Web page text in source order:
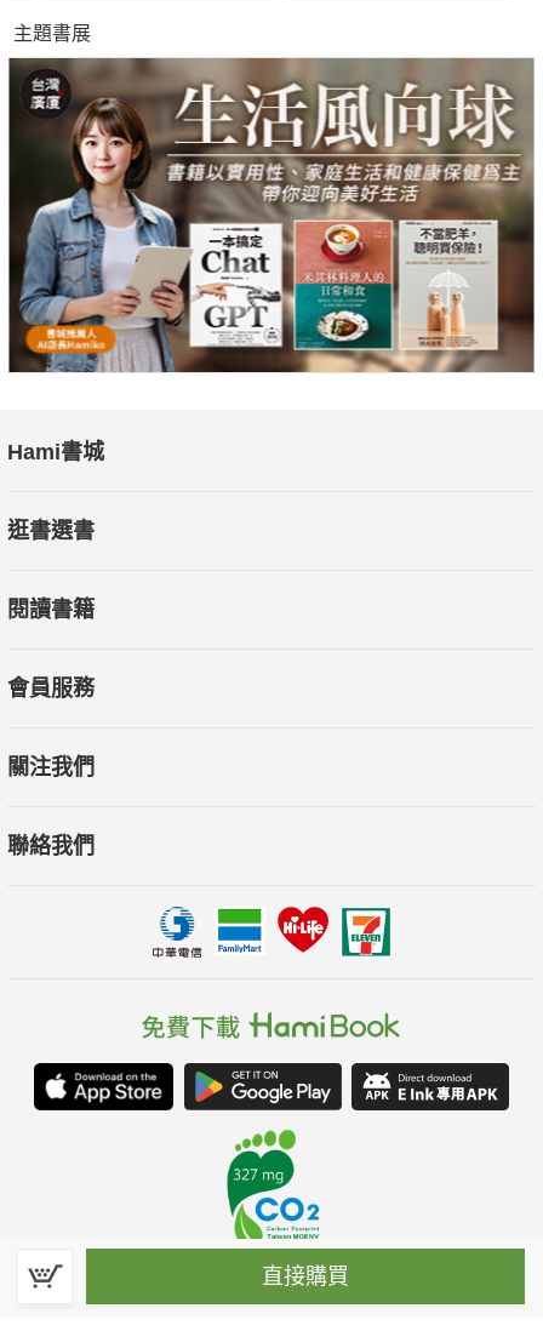
直接購買
主題書展
Hami書城
逛書選書
閱讀書籍
會員服務
關注我們
聯絡我們